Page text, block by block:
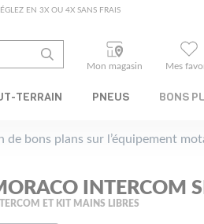
EN 3X OU 4X SANS FRAIS
Mon magasin
Mes
TERRAIN PNEUS BONS
bons plans sur l’équipement
INTERCOM
ET KIT MAINS LIBRES